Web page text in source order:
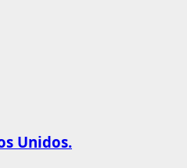
Unidos.